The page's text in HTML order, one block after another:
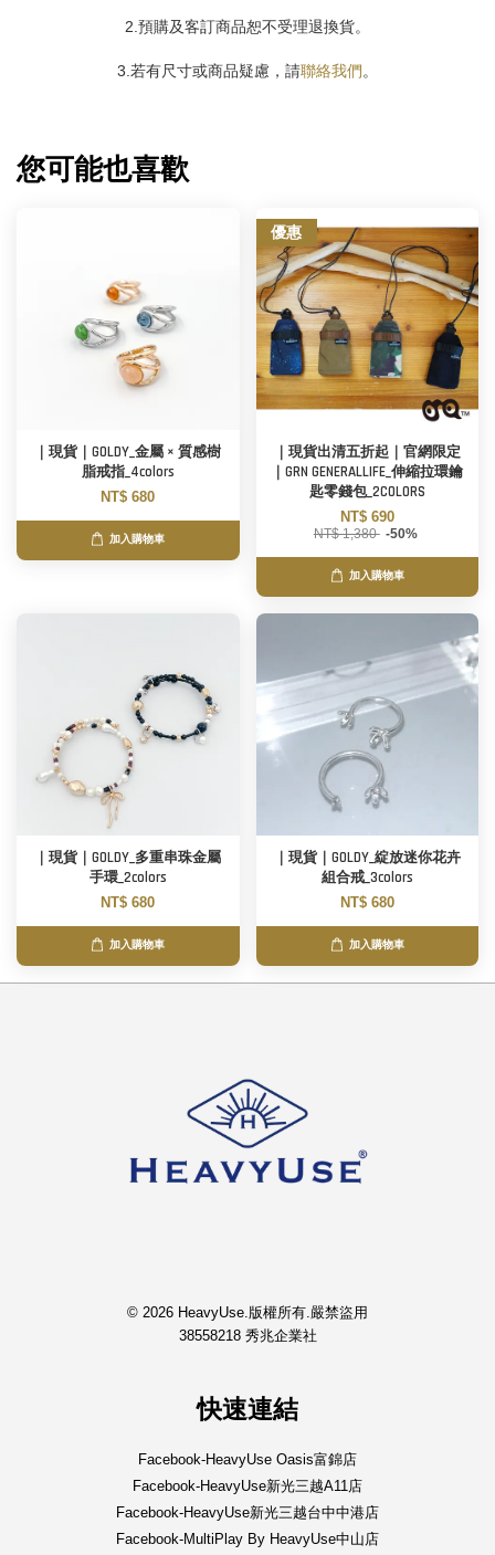
2.預購及客訂商品恕不受理退換貨。
3.若有尺寸或商品疑慮，請聯絡我們。
您可能也喜歡
｜現貨｜GOLDY_金屬 × 質感樹
脂戒指_4colors
NT$ 680
加入購物車
優惠
｜現貨出清五折起｜官網限定
｜GRN GENERALLIFE_伸縮拉環鑰
匙零錢包_2COLORS
NT$ 690
NT$ 1,380 -50%
加入購物車
｜現貨｜GOLDY_多重串珠金屬
手環_2colors
NT$ 680
加入購物車
｜現貨｜GOLDY_綻放迷你花卉
組合戒_3colors
NT$ 680
加入購物車
© 2026 HeavyUse.版權所有.嚴禁盜用
38558218 秀兆企業社
快速連結
Facebook-HeavyUse Oasis富錦店
Facebook-HeavyUse新光三越A11店
Facebook-HeavyUse新光三越台中中港店
Facebook-MultiPlay By HeavyUse中山店